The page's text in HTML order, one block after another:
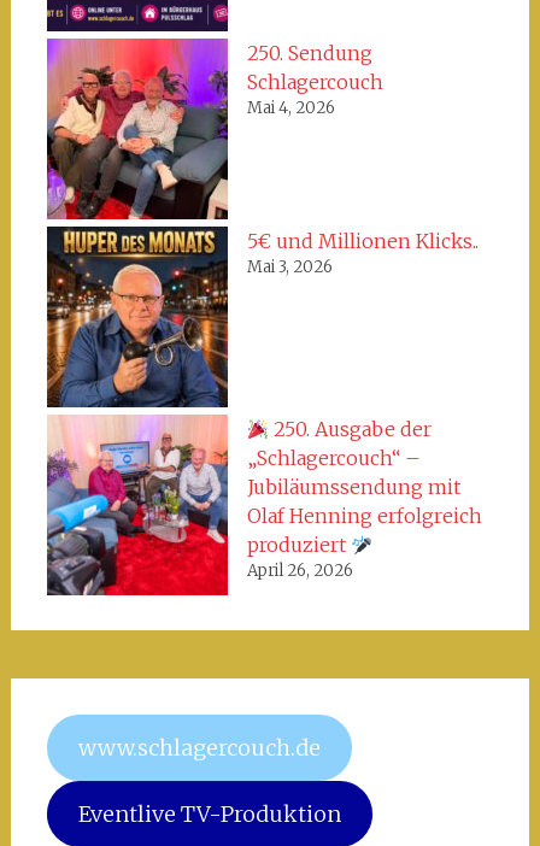
250. Sendung
Schlagercouch
Mai 4, 2026
5€ und Millionen Klicks..
Mai 3, 2026
250. Ausgabe der
„Schlagercouch“ –
Jubiläumssendung mit
Olaf Henning erfolgreich
produziert
April 26, 2026
www.schlagercouch.de
Eventlive TV-Produktion